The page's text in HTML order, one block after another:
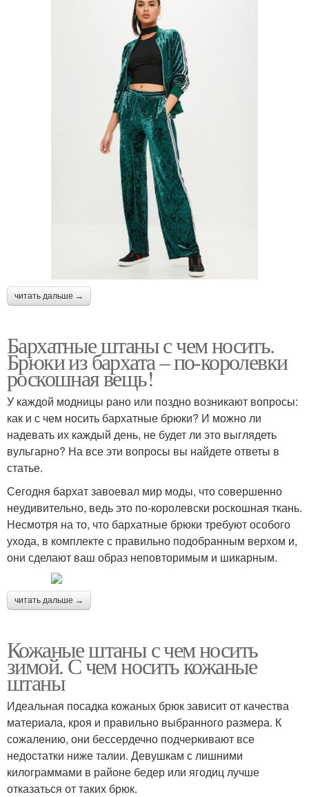
читать дальше →
Бархатные штаны с чем носить.
Брюки из бархата – по-королевки
роскошная вещь!
У каждой модницы рано или поздно возникают вопросы:
как и с чем носить бархатные брюки? И можно ли
надевать их каждый день, не будет ли это выглядеть
вульгарно? На все эти вопросы вы найдете ответы в
статье.
Сегодня бархат завоевал мир моды, что совершенно
неудивительно, ведь это по-королевски роскошная ткань.
Несмотря на то, что бархатные брюки требуют особого
ухода, в комплекте с правильно подобранным верхом и,
они сделают ваш образ неповторимым и шикарным.
читать дальше →
Кожаные штаны с чем носить
зимой. С чем носить кожаные
штаны
Идеальная посадка кожаных брюк зависит от качества
материала, кроя и правильно выбранного размера. К
сожалению, они бессердечно подчеркивают все
недостатки ниже талии. Девушкам с лишними
килограммами в районе бедер или ягодиц лучше
отказаться от таких брюк.